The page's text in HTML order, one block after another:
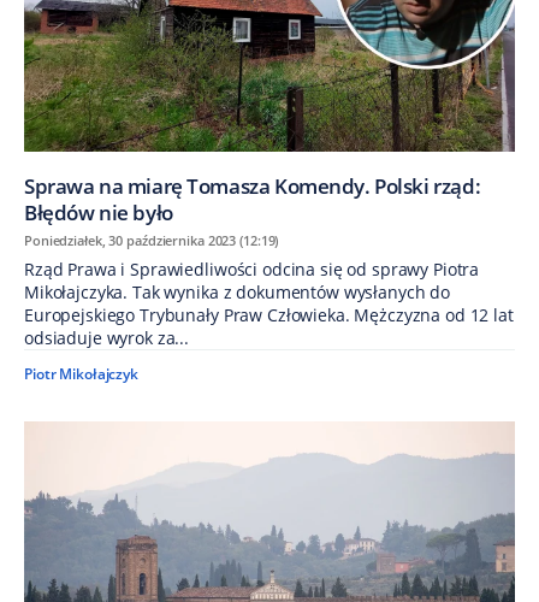
Sprawa na miarę Tomasza Komendy. Polski rząd:
Błędów nie było
Poniedziałek, 30 października 2023 (12:19)
Rząd Prawa i Sprawiedliwości odcina się od sprawy Piotra
Mikołajczyka. Tak wynika z dokumentów wysłanych do
Europejskiego Trybunały Praw Człowieka. Mężczyzna od 12 lat
odsiaduje wyrok za...
Piotr Mikołajczyk